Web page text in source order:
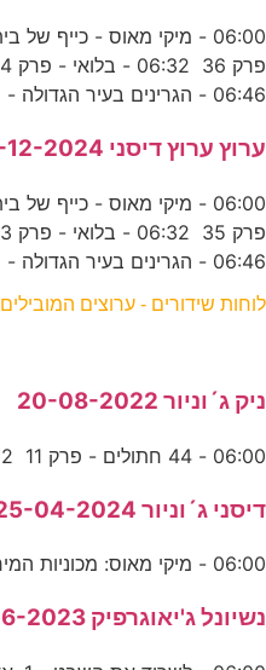
06:46 - הגרינים בעיר הגדולה -
ערוץ ערוץ דיסני 11-12-2024
06:46 - הגרינים בעיר הגדולה -
לוחות שידורים - ערוצים המובילים
ניק ג´וניור 20-08-2022
06:00 - 44 חתולים - פרק 11 06:12 - 44 חתולים - פרק
דיסני ג´וניור 25-04-2024
06:00 - מיקי מאוס: מכוניות המירוץ - פרק 17 06:22 - מיקי מאוס
נשיונל ג'יאוגרפיק 18-06-2023